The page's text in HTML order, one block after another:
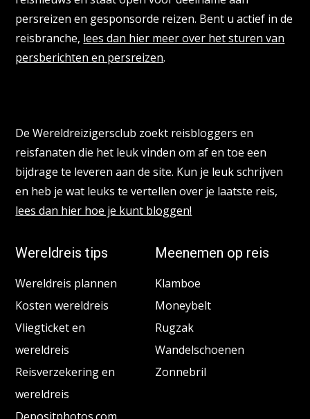
persreizen en gesponsorde reizen. Bent u actief in de
reisbranche, lees dan hier meer over het sturen van
persberichten en persreizen.
De Wereldreizigersclub zoekt reisbloggers en
reisfanaten die het leuk vinden om af en toe een
bijdrage te leveren aan de site. Kun je leuk schrijven
en heb je wat leuks te vertellen over je laatste reis,
lees dan hier hoe je kunt bloggen!
Wereldreis tips
Wereldreis plannen
Kosten wereldreis
Vliegticket en
wereldreis
Reisverzekering en
wereldreis
Meenemen op reis
Klamboe
Moneybelt
Rugzak
Wandelschoenen
Zonnebril